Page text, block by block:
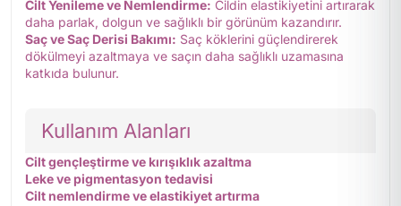
Cilt Yenileme ve Nemlendirme: Cildin elastikiyetini artırarak
daha parlak, dolgun ve sağlıklı bir görünüm kazandırır.
Saç ve Saç Derisi Bakımı: Saç köklerini güçlendirerek
dökülmeyi azaltmaya ve saçın daha sağlıklı uzamasına
katkıda bulunur.
Kullanım Alanları
Cilt gençleştirme ve kırışıklık azaltma
Leke ve pigmentasyon tedavisi
Cilt nemlendirme ve elastikiyet artırma